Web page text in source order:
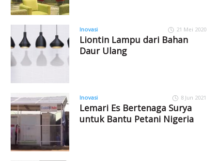
Inovasi 21 Mei 2020
Liontin Lampu dari Bahan
Daur Ulang
Inovasi 8 Jun 2021
Lemari Es Bertenaga Surya
untuk Bantu Petani Nigeria